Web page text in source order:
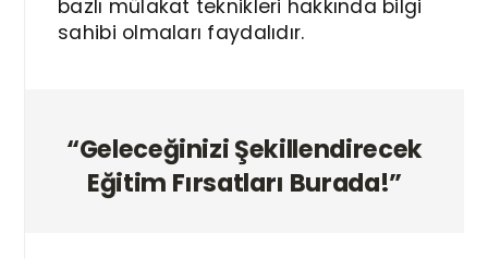
bazlı mülakat teknikleri hakkında bilgi
sahibi olmaları faydalıdır.
“Geleceğinizi Şekillendirecek
Eğitim Fırsatları Burada!”